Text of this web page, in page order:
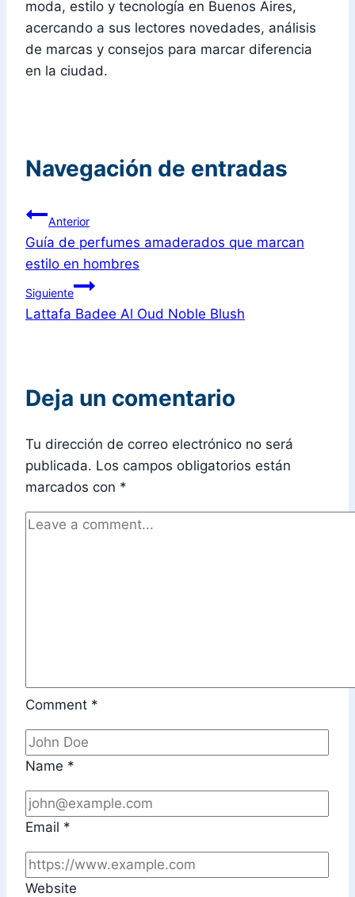
moda, estilo y tecnología en Buenos Aires,
acercando a sus lectores novedades, análisis
de marcas y consejos para marcar diferencia
en la ciudad.
Navegación de entradas
Anterior
Guía de perfumes amaderados que marcan
estilo en hombres
Siguiente
Lattafa Badee Al Oud Noble Blush
Deja un comentario
Tu dirección de correo electrónico no será
publicada. Los campos obligatorios están
marcados con *
Comment *
Name *
Email *
Website